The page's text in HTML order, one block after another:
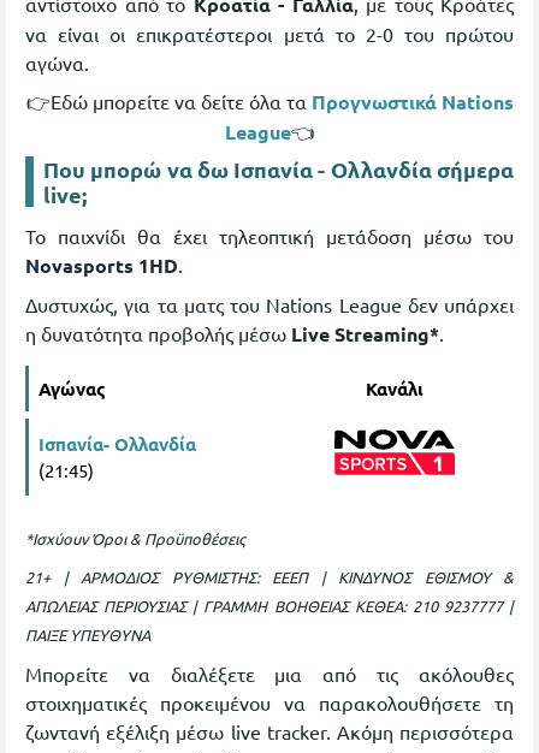
να είναι οι επικρατέστεροι μετά το 2-0 του πρώτου
αγώνα.
👉Εδώ μπορείτε να δείτε όλα τα Προγνωστικά Nations
League👈
Που μπορώ να δω Ισπανία - Ολλανδία σήμερα
live;
Το παιχνίδι θα έχει τηλεοπτική μετάδοση μέσω του
Novasports 1HD.
Δυστυχώς, για τα ματς του Nations League δεν υπάρχει
η δυνατότητα προβολής μέσω Live Streaming*.
Αγώνας Κανάλι
Ισπανία- Ολλανδία
(21:45)
*Ισχύουν Όροι & Προϋποθέσεις
21+ | ΑΡΜΟΔΙΟΣ ΡΥΘΜΙΣΤΗΣ: ΕΕΕΠ | ΚΙΝΔΥΝΟΣ ΕΘΙΣΜΟΥ &
ΑΠΩΛΕΙΑΣ ΠΕΡΙΟΥΣΙΑΣ | ΓΡΑΜΜΗ ΒΟΗΘΕΙΑΣ ΚΕΘΕΑ: 210 9237777 |
ΠΑΙΞΕ ΥΠΕΥΘΥΝΑ
Μπορείτε να διαλέξετε μια από τις ακόλουθες
στοιχηματικές προκειμένου να παρακολουθήσετε τη
ζωντανή εξέλιξη μέσω live tracker. Ακόμη περισσότερα